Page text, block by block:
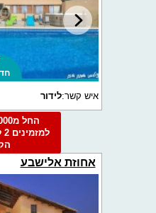
איש קשר:לידור
אחוזת אלישבע